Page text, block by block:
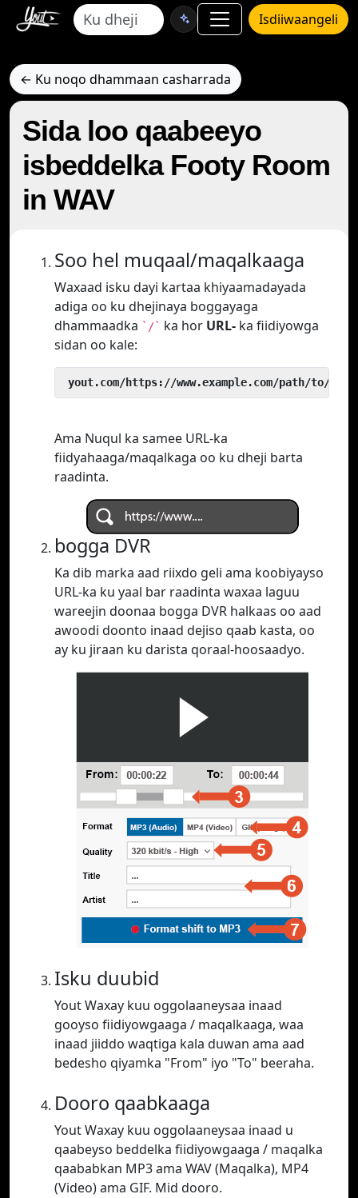
Isdiiwaangeli
← Ku noqo dhammaan casharrada
Sida loo qaabeeyo
isbeddelka Footy Room
in WAV
Soo hel muqaal/maqalkaaga
Waxaad isku dayi kartaa khiyaamadayada
adiga oo ku dhejinaya boggayaga
dhammaadka `/` ka hor URL- ka fiidiyowga
sidan oo kale:
yout.com/https://www.example.com/path/to/
Ama Nuqul ka samee URL-ka
fiidyahaaga/maqalkaga oo ku dheji barta
raadinta.
bogga DVR
Ka dib marka aad riixdo geli ama koobiyayso
URL-ka ku yaal bar raadinta waxaa laguu
wareejin doonaa bogga DVR halkaas oo aad
awoodi doonto inaad dejiso qaab kasta, oo
ay ku jiraan ku darista qoraal-hoosaadyo.
Isku duubid
Yout Waxay kuu oggolaaneysaa inaad
gooyso fiidiyowgaaga / maqalkaaga, waa
inaad jiiddo waqtiga kala duwan ama aad
bedesho qiyamka "From" iyo "To" beeraha.
Dooro qaabkaaga
Yout Waxay kuu oggolaaneysaa inaad u
qaabeyso beddelka fiidiyowgaaga / maqalka
qaababkan MP3 ama WAV (Maqalka), MP4
(Video) ama GIF. Mid dooro.